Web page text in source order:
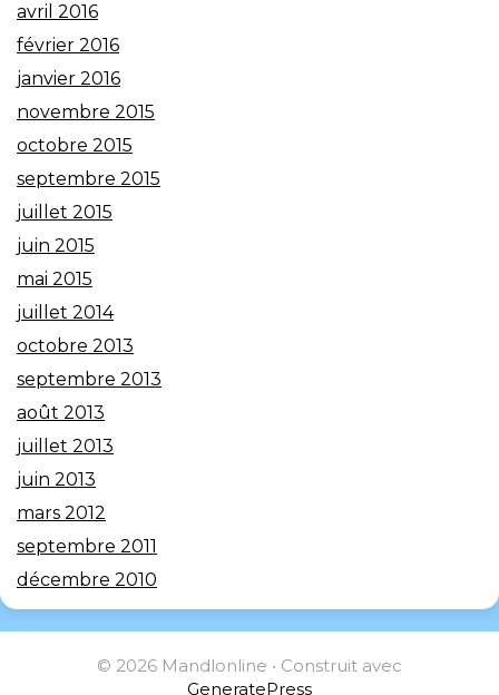
avril 2016
février 2016
janvier 2016
novembre 2015
octobre 2015
septembre 2015
juillet 2015
juin 2015
mai 2015
juillet 2014
octobre 2013
septembre 2013
août 2013
juillet 2013
juin 2013
mars 2012
septembre 2011
décembre 2010
© 2026 Mandlonline • Construit avec
GeneratePress